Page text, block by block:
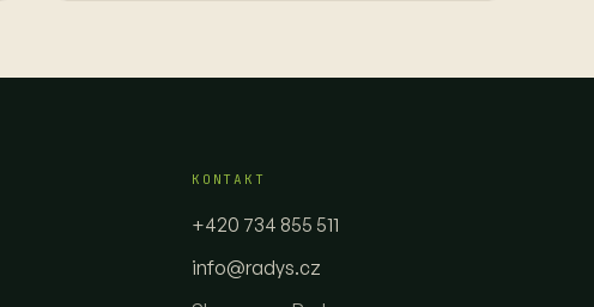
KONTAKT
+420 734 855 511
info@radys.cz